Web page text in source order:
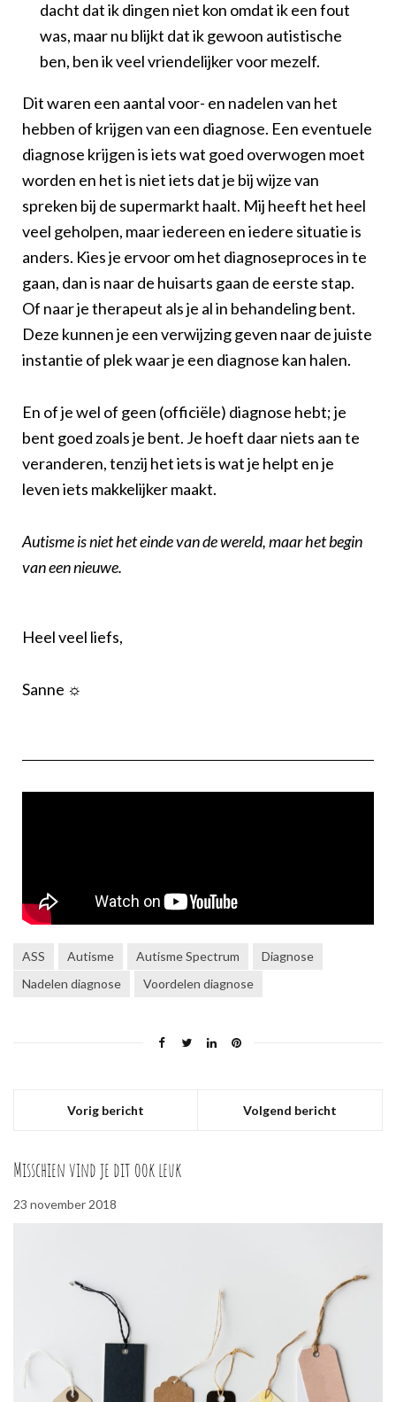
dacht dat ik dingen niet kon omdat ik een fout
was, maar nu blijkt dat ik gewoon autistische
ben, ben ik veel vriendelijker voor mezelf.
Dit waren een aantal voor- en nadelen van het
hebben of krijgen van een diagnose. Een eventuele
diagnose krijgen is iets wat goed overwogen moet
worden en het is niet iets dat je bij wijze van
spreken bij de supermarkt haalt. Mij heeft het heel
veel geholpen, maar iedereen en iedere situatie is
anders. Kies je ervoor om het diagnoseproces in te
gaan, dan is naar de huisarts gaan de eerste stap.
Of naar je therapeut als je al in behandeling bent.
Deze kunnen je een verwijzing geven naar de juiste
instantie of plek waar je een diagnose kan halen.
En of je wel of geen (officiële) diagnose hebt; je
bent goed zoals je bent. Je hoeft daar niets aan te
veranderen, tenzij het iets is wat je helpt en je
leven iets makkelijker maakt.
Autisme is niet het einde van de wereld, maar het begin
van een nieuwe.
Heel veel liefs,
Sanne ☼
ASS Autisme Autisme Spectrum
Diagnose
Nadelen diagnose
Voordelen diagnose
Vorig bericht Volgend bericht
Misschien vind je dit ook leuk
23 november 2018